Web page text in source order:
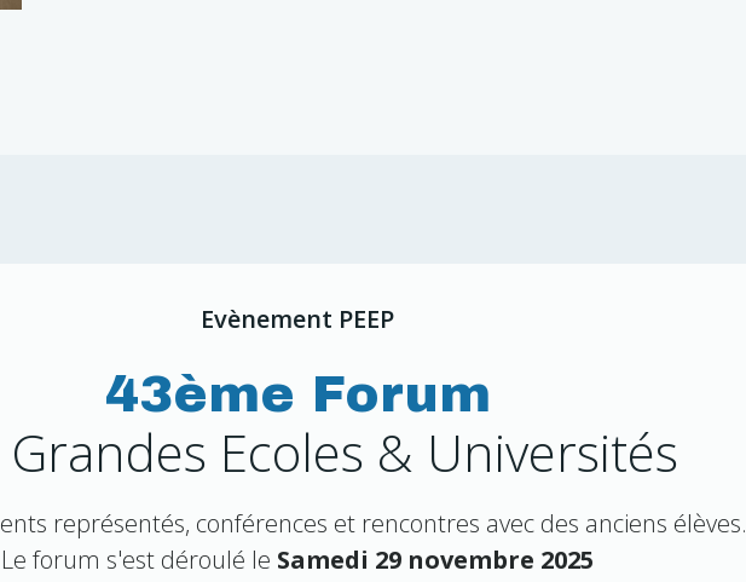
Evènement PEEP
43ème Forum
Ecoles & Universités
représentés, conférences et rencontres avec des anciens élèves.
Le forum s'est déroulé le Samedi 29 novembre 2025